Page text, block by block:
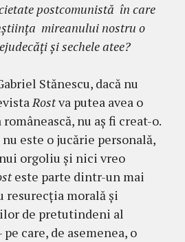
postcomunistă în care
mireanului nostru o
şi sechele atee?
Stănescu, dacă nu
Rostva putea avea o
nu aş fi creat-o.
este o jucărie personală,
orgoliu şi nici vreo
este parte dintr-un mai
resurecţia morală şi
de pretutindeni al
care, de asemenea, o